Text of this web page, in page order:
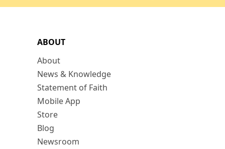
ABOUT
About
News & Knowledge
Statement of Faith
Mobile App
Store
Blog
Newsroom